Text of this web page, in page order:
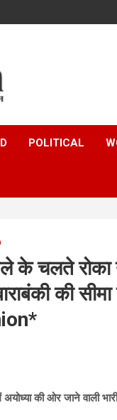
POLITICAL
के चलते रोका
की
की ओर जाने वाली भारी